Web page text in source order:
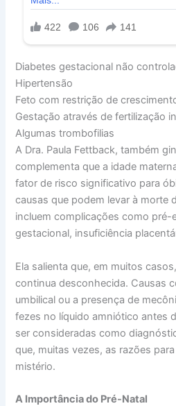
Diabetes gestacional não
Hipertensão
Feto com restrição de
Gestação através de fertilização
Algumas trombofilias
A Dra. Paula Fettback, também
complementa que a idade
fator de risco significativo para
causas que podem levar à morte
incluem complicações como pré-
gestacional, insuficiência
Ela salienta que, em muitos
continua desconhecida. Causas
umbilical ou a presença de
fezes no líquido amniótico antes
ser consideradas como
que, muitas vezes, as razões
mistério.
A Importância do Pré-Natal